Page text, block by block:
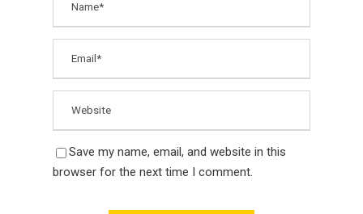
Save my name, email, and website in this
browser for the next time I comment.